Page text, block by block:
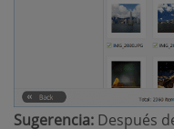
Sugerencia: Después